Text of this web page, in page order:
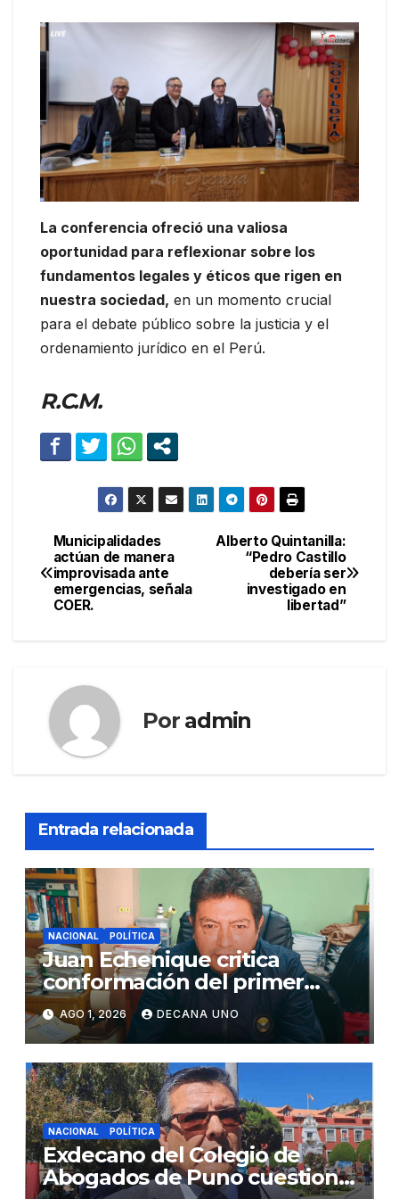
La conferencia ofreció una valiosa
oportunidad para reflexionar sobre los
fundamentos legales y éticos que rigen en
nuestra sociedad, en un momento crucial
para el debate público sobre la justicia y el
ordenamiento jurídico en el Perú.
R.C.M.
Navegación
de
Alberto Quintanilla:
“Pedro Castillo
debería ser
investigado en
libertad”
Municipalidades
actúan de manera
improvisada ante
emergencias, señala
COER.
Por admin
Entrada relacionada
NACIONAL POLÍTICA
Juan Echenique critica
conformación del primer
gabinete ministerial de Keiko
Fujimori
AGO 1, 2026 DECANA UNO
NACIONAL POLÍTICA
Exdecano del Colegio de
Abogados de Puno cuestiona